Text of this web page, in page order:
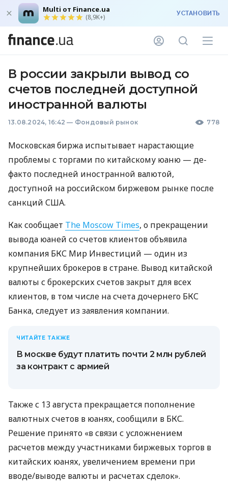
Multi от Finance.ua
(8,9K+) УСТАНОВИТЬ
В россии закрыли вывод со
счетов последней доступной
иностранной валюты
13.08.2024, 16:42 — Фондовый рынок 778
Московская биржа испытывает нарастающие
проблемы с торгами по китайскому юаню — де-
факто последней иностранной валютой,
доступной на российском биржевом рынке после
санкций США.
Как сообщает The Moscow Times, о прекращении
вывода юаней со счетов клиентов объявила
компания БКС Мир Инвестиций — один из
крупнейших брокеров в стране. Вывод китайской
валюты с брокерских счетов закрыт для всех
клиентов, в том числе на счета дочернего БКС
Банка, следует из заявления компании.
ЧИТАЙТЕ ТАКЖЕ
В москве будут платить почти 2 млн рублей
за контракт с армией
Также с 13 августа прекращается пополнение
валютных счетов в юанях, сообщили в БКС.
Решение принято «в связи с усложнением
расчетов между участниками биржевых торгов в
китайских юанях, увеличением времени при
вводе/выводе валюты и расчетах сделок».